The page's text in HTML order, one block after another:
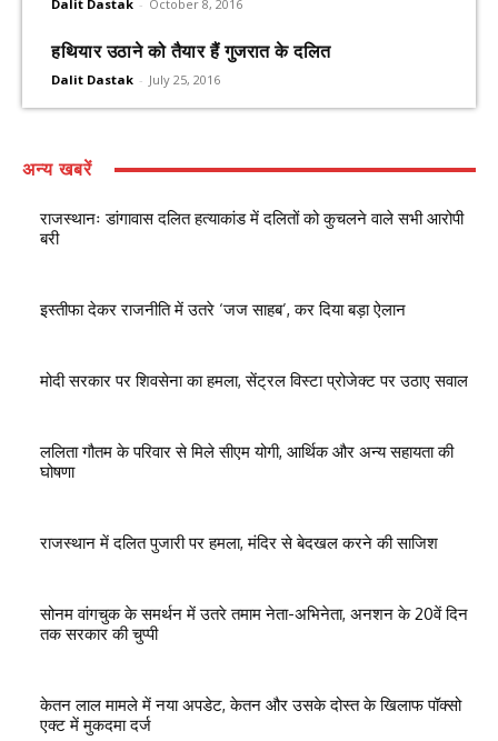
Dalit Dastak - October 8, 2016
हथियार उठाने को तैयार हैं गुजरात के दलित
Dalit Dastak - July 25, 2016
अन्य खबरें
राजस्थानः डांगावास दलित हत्याकांड में दलितों को कुचलने वाले सभी आरोपी
बरी
इस्तीफा देकर राजनीति में उतरे ‘जज साहब’, कर दिया बड़ा ऐलान
मोदी सरकार पर शिवसेना का हमला, सेंट्रल विस्टा प्रोजेक्ट पर उठाए सवाल
ललिता गौतम के परिवार से मिले सीएम योगी, आर्थिक और अन्य सहायता की
घोषणा
राजस्थान में दलित पुजारी पर हमला, मंदिर से बेदखल करने की साजिश
सोनम वांगचुक के समर्थन में उतरे तमाम नेता-अभिनेता, अनशन के 20वें दिन
तक सरकार की चुप्पी
केतन लाल मामले में नया अपडेट, केतन और उसके दोस्त के खिलाफ पॉक्सो
एक्ट में मुकदमा दर्ज